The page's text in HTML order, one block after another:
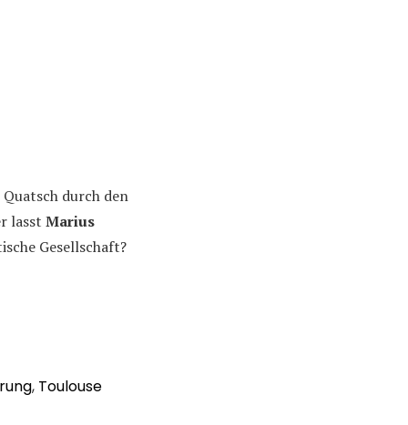
durch den
lasst Marius
Gesellschaft?
, Toulouse